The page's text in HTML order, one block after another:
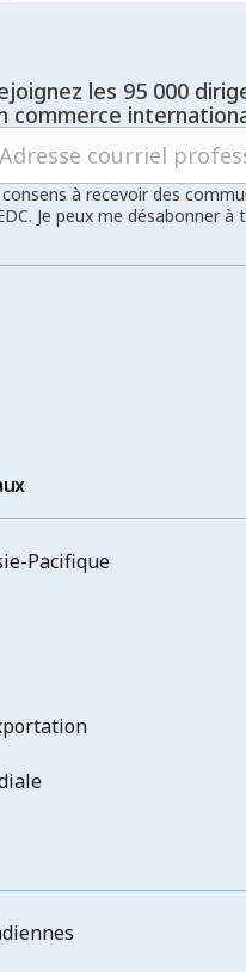
les 95 000
commerce
consens à recevoir des
Je peux me désabonner
Pacifique